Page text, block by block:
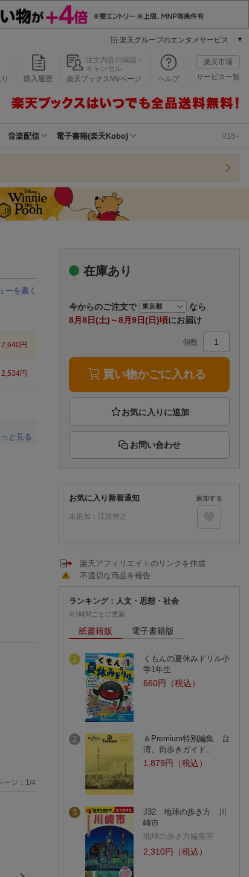
楽天グループのエンタメサービス
本/ゲーム/CD/DVD
楽天ブックス
楽天Kobo
エンタメニュース
推し楽
購入履歴
注文内容の確認・
キャンセル
楽天ブックスMyページ
ヘルプ
楽天市場
サービス一覧
音楽配信 電子書籍(楽天Kobo) R18+
ーを書く
2,640円
2,534円
と見る
ージ： 1 /4
在庫あり
今からのご注文で
なら
8月8日(土)～8月9日(日)頃にお届け
個数
買い物かごに入れる
お問い合わせ
お気に入り新着通知
未追加： 江原啓之
追加する
楽天アフィリエイトのリンクを作成
不適切な商品を報告
ランキング：人文・思想・社会
※1時間ごとに更新
紙書籍版 電子書籍版
1
くもんの夏休みドリル小
学1年生
660円（税込）
2
＆Premium特別編集 台
湾、街歩きガイド。
1,879円（税込）
3
J32 地球の歩き方 川
崎市
地球の歩き方編集室
2,310円（税込）